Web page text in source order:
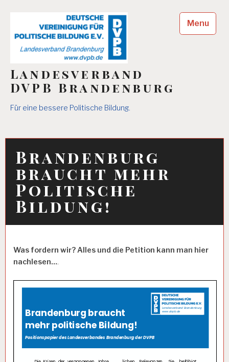
Landesverband
DVPB Brandenburg
Für eine bessere Politische Bildung.
Menu
Brandenburg
braucht mehr
Politische
Bildung!
Was fordern wir? Alles und die Petition kann man hier
nachlesen….